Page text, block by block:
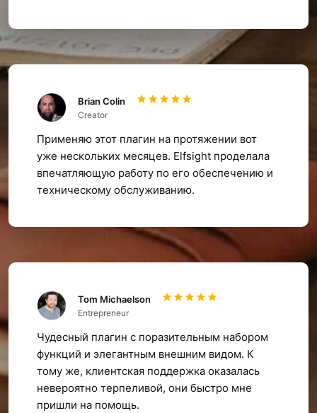
Brian Colin
Creator
Применяю этот плагин на протяжении вот
уже нескольких месяцев. Elfsight проделала
впечатляющую работу по его обеспечению и
техническому обслуживанию.
Tom Michaelson
Entrepreneur
Чудесный плагин с поразительным набором
функций и элегантным внешним видом. К
тому же, клиентская поддержка оказалась
невероятно терпеливой, они быстро мне
пришли на помощь.